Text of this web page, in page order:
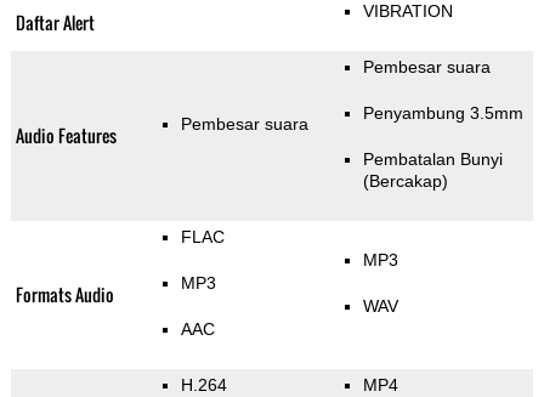
Daftar Alert VIBRATION
Audio Features Pembesar suara
Pembesar suara
Penyambung 3.5mm
Pembatalan Bunyi
(Bercakap)
Formats Audio
FLAC
MP3
AAC
MP3
WAV
H.264 MP4